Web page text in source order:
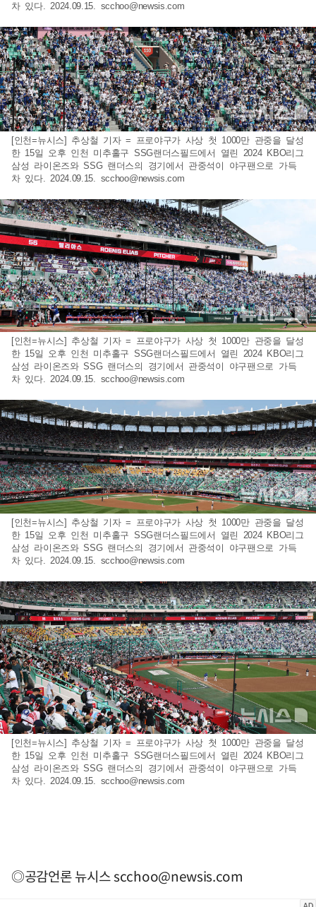
차 있다. 2024.09.15. scchoo@newsis.com
[인천=뉴시스] 추상철 기자 = 프로야구가 사상 첫 1000만 관중을 달성
한 15일 오후 인천 미추홀구 SSG랜더스필드에서 열린 2024 KBO리그
삼성 라이온즈와 SSG 랜더스의 경기에서 관중석이 야구팬으로 가득
차 있다. 2024.09.15. scchoo@newsis.com
[인천=뉴시스] 추상철 기자 = 프로야구가 사상 첫 1000만 관중을 달성
한 15일 오후 인천 미추홀구 SSG랜더스필드에서 열린 2024 KBO리그
삼성 라이온즈와 SSG 랜더스의 경기에서 관중석이 야구팬으로 가득
차 있다. 2024.09.15. scchoo@newsis.com
[인천=뉴시스] 추상철 기자 = 프로야구가 사상 첫 1000만 관중을 달성
한 15일 오후 인천 미추홀구 SSG랜더스필드에서 열린 2024 KBO리그
삼성 라이온즈와 SSG 랜더스의 경기에서 관중석이 야구팬으로 가득
차 있다. 2024.09.15. scchoo@newsis.com
[인천=뉴시스] 추상철 기자 = 프로야구가 사상 첫 1000만 관중을 달성
한 15일 오후 인천 미추홀구 SSG랜더스필드에서 열린 2024 KBO리그
삼성 라이온즈와 SSG 랜더스의 경기에서 관중석이 야구팬으로 가득
차 있다. 2024.09.15. scchoo@newsis.com
◎공감언론 뉴시스scchoo@newsis.com